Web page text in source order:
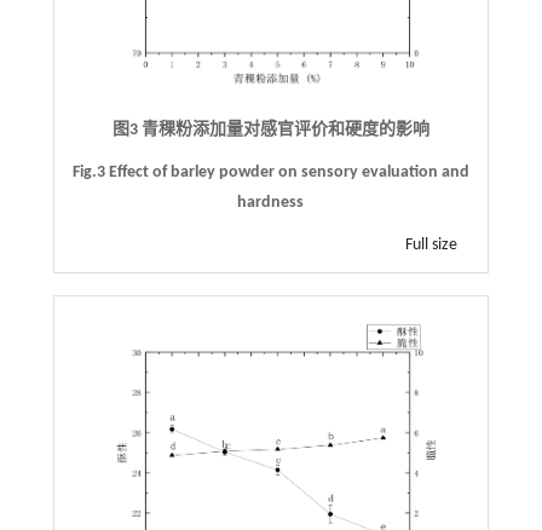
图3 青稞粉添加量对感官评价和硬度的影响
Fig.3 Effect of barley powder on sensory evaluation and
hardness
Full size